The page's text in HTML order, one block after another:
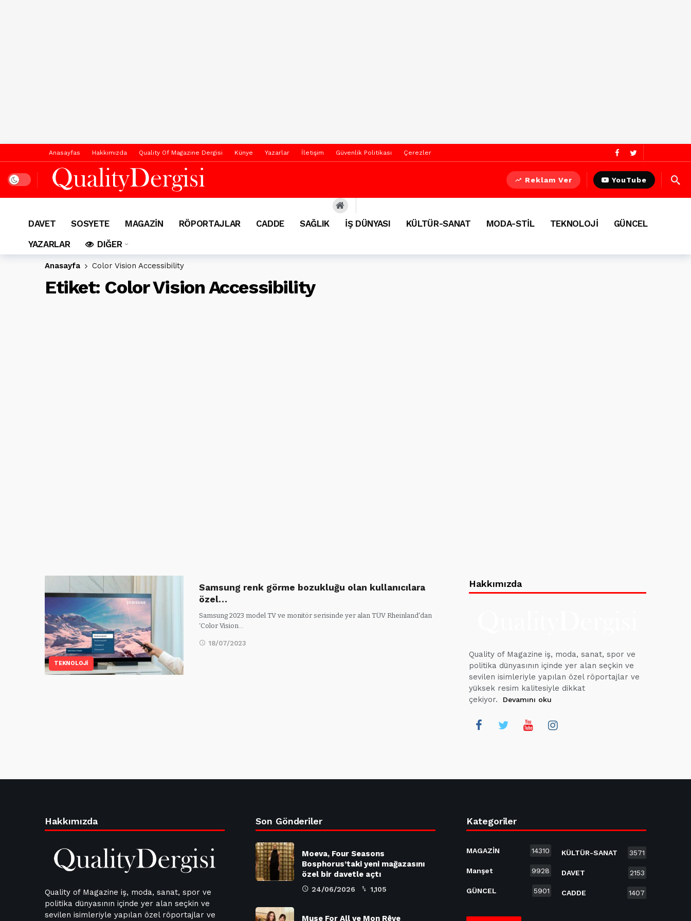
Anasayfas Hakkımızda Quality Of Magazine Dergisi Künye Yazarlar İletişim Güvenlik Politikası Çerezler
Dark mode Reklam Ver YouTube
DAVET SOSYETE MAGAZİN RÖPORTAJLAR CADDE SAĞLIK İŞ DÜNYASI KÜLTÜR-SANAT MODA-STİL TEKNOLOJİ
GÜNCEL
YAZARLAR
DIĞER
Anasayfa Color Vision Accessibility
Etiket: Color Vision Accessibility
TEKNOLOJİ
Samsung renk görme bozukluğu olan kullanıcılara
özel…
Samsung 2023 model TV ve monitör serisinde yer alan TÜV Rheinland'dan
‘Color Vision…
18/07/2023
Hakkımızda
Quality of Magazine iş, moda, sanat, spor ve
politika dünyasının içinde yer alan seçkin ve
sevilen isimleriyle yapılan özel röportajlar ve
yüksek resim kalitesiyle dikkat
çekiyor.
Devamını oku
Hakkımızda
Quality of Magazine iş, moda, sanat, spor ve
politika dünyasının içinde yer alan seçkin ve
sevilen isimleriyle yapılan özel röportajlar ve
Son Gönderiler
Moeva, Four Seasons
Bosphorus’taki yeni mağazasını
özel bir davetle açtı
24/06/2026 1,105
Muse For All ve Mon Rêve
Kategoriler
MAGAZİN 14310
Manşet 9928
GÜNCEL 5901
KÜLTÜR-SANAT 3571
DAVET 2153
CADDE 1407